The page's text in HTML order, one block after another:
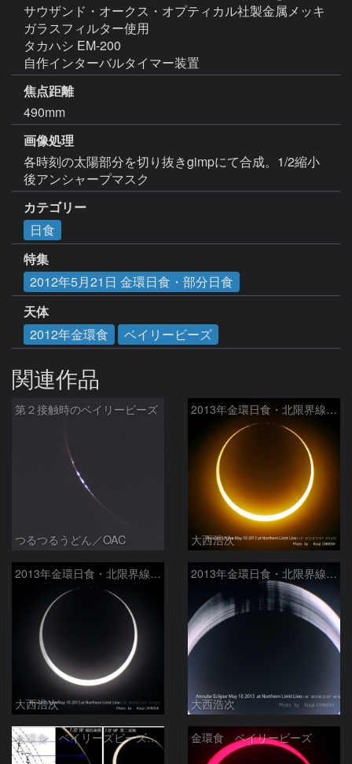
サウザンド・オークス・オプティカル社製金属メッキ
ガラスフィルター使用
タカハシ EM-200
自作インターバルタイマー装置
焦点距離
490mm
画像処理
各時刻の太陽部分を切り抜きgimpにて合成。1/2縮小
後アンシャープマスク
カテゴリー
日食
特集
2012年5月21日 金環日食・部分日食
天体
2012年金環食
ベイリービーズ
関連作品
第２接触時のベイリービーズ
つるつるうどん／OAC
2013年金環日食・北限界線でのベイリービーズIIb
大西浩次
2013年金環日食・北限界線でのベイリービーズII
大西浩次
2013年金環日食・北限界線でのベイリービーズ
大西浩次
金環食 ベイリーズビーズと月縁地形の比較 金環食 ベイリービーズ